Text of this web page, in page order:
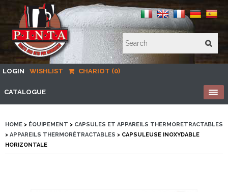
LOGIN WISHLIST CHARIOT (0)
CATALOGUE
HOME > ÉQUIPEMENT > CAPSULES ET APPAREILS THERMORETRACTABLES
> APPAREILS THERMORÉTRACTABLES > CAPSULEUSE INOXYDABLE
HORIZONTALE